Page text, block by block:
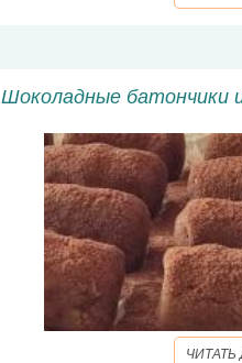
Шоколадные батончики